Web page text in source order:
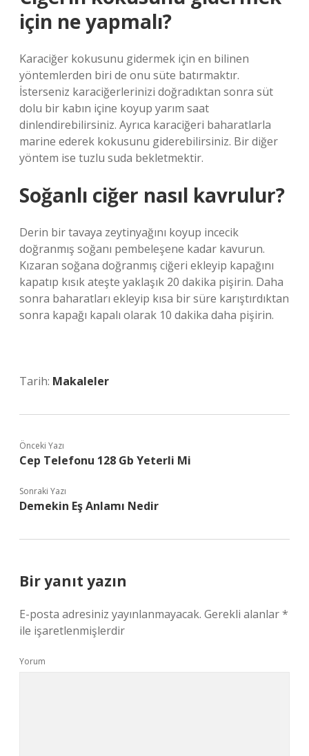
için ne yapmalı?
Karaciğer kokusunu gidermek için en bilinen
yöntemlerden biri de onu süte batırmaktır.
İsterseniz karaciğerlerinizi doğradıktan sonra süt
dolu bir kabın içine koyup yarım saat
dinlendirebilirsiniz. Ayrıca karaciğeri baharatlarla
marine ederek kokusunu giderebilirsiniz. Bir diğer
yöntem ise tuzlu suda bekletmektir.
Soğanlı ciğer nasıl kavrulur?
Derin bir tavaya zeytinyağını koyup incecik
doğranmış soğanı pembeleşene kadar kavurun.
Kızaran soğana doğranmış ciğeri ekleyip kapağını
kapatıp kısık ateşte yaklaşık 20 dakika pişirin. Daha
sonra baharatları ekleyip kısa bir süre karıştırdıktan
sonra kapağı kapalı olarak 10 dakika daha pişirin.
Tarih: Makaleler
Önceki Yazı
Cep Telefonu 128 Gb Yeterli Mi
Sonraki Yazı
Demekin Eş Anlamı Nedir
Bir yanıt yazın
E-posta adresiniz yayınlanmayacak. Gerekli alanlar*
ile işaretlenmişlerdir
Yorum